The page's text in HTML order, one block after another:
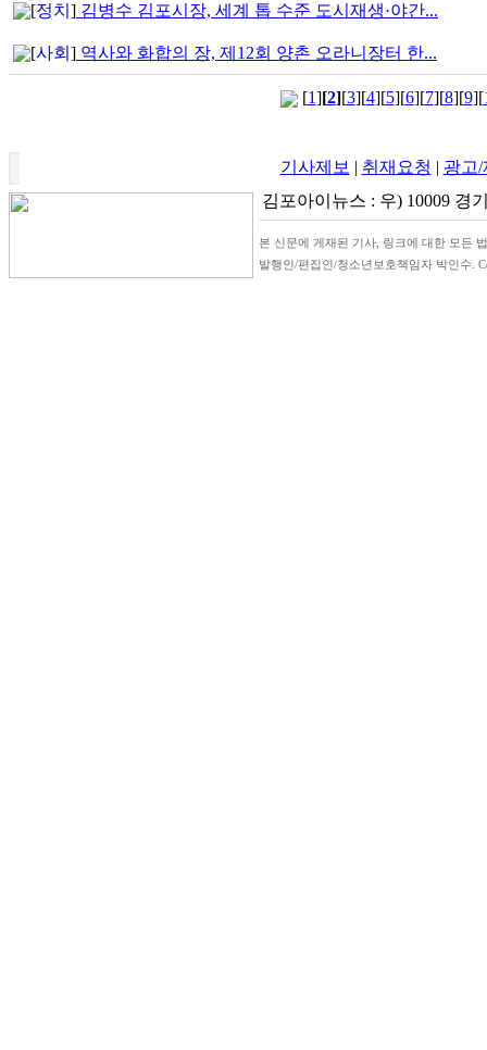
[정치 ] 김병수 김포시장, 세계 톱 수준 도시재생·야간...
[사회 ] 역사와 화합의 장, 제12회 양촌 오라니장터 한...
[1][2][3][4][5][6][7][8][9][
기사제보 | 취재요청 | 광고
김포아이뉴스 : 우) 10009 경
본 신문에 게재된 기사, 링크에 대한 모든
발행인/편집인/청소년보호책임자 박인수.